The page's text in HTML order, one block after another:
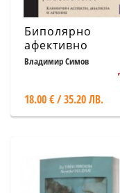
Биполярно
афективно
разстройство
Владимир Симов
18.00 € / 35.20 ЛВ.